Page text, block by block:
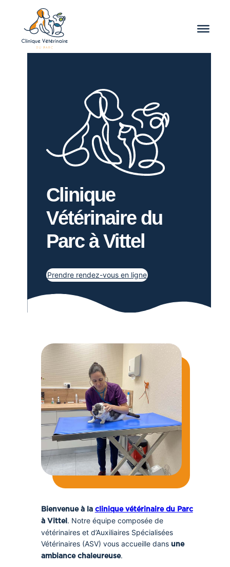
Clinique
Vétérinaire du
Parc à Vittel
Prendre rendez-vous en ligne
Bienvenue à la clinique vétérinaire du Parc
à Vittel. Notre équipe composée de
vétérinaires et d’Auxiliaires Spécialisées
Vétérinaires (ASV) vous accueille dans une
ambiance chaleureuse.